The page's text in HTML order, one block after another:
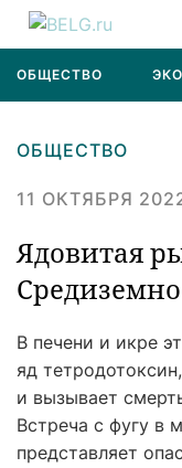
ОБЩЕСТВО
ОБЩЕСТВО
11 ОКТЯБРЯ
Ядовитая
В печени и икре
яд
и вызывает
Встреча с фугу в
представляет